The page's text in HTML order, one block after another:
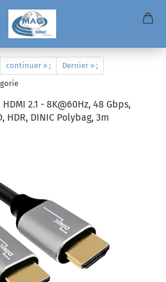
continuer » ;
Dernier » ;
2.1 - 8K@60Hz, 48 Gbps,
DINIC Polybag, 3m